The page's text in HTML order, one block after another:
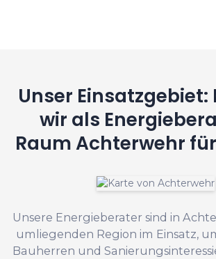
Unser Einsatzgebiet:
wir als
Raum Achterwehr
Unsere Energieberater sind in
umliegenden Region im Einsatz,
Bauherren und